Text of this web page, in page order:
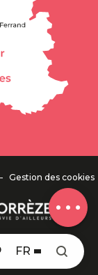
les favoris
FR
Horaires
Avis
- Gestion des cookies